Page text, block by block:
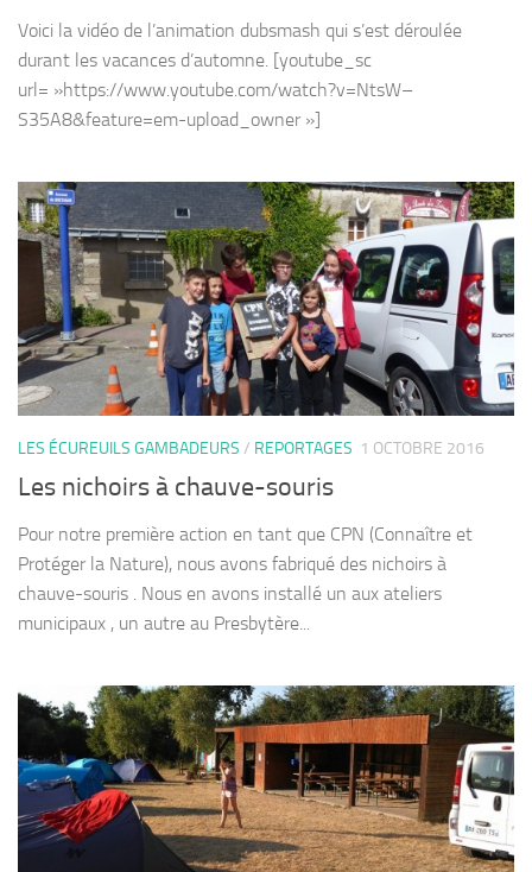
Voici la vidéo de l’animation dubsmash qui s’est déroulée
durant les vacances d’automne. [youtube_sc
url= »https://www.youtube.com/watch?v=NtsW–
S35A8&feature=em-upload_owner »]
LES ÉCUREUILS GAMBADEURS / REPORTAGES 1 OCTOBRE 2016
Les nichoirs à chauve-souris
Pour notre première action en tant que CPN (Connaître et
Protéger la Nature), nous avons fabriqué des nichoirs à
chauve-souris . Nous en avons installé un aux ateliers
municipaux , un autre au Presbytère...